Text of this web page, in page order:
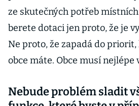
ze skutečných potřeb
berete dotaci jen proto, že je
Ne proto, že zapadá do
obce máte. Obce musí nejlépe
Nebude problém sladit